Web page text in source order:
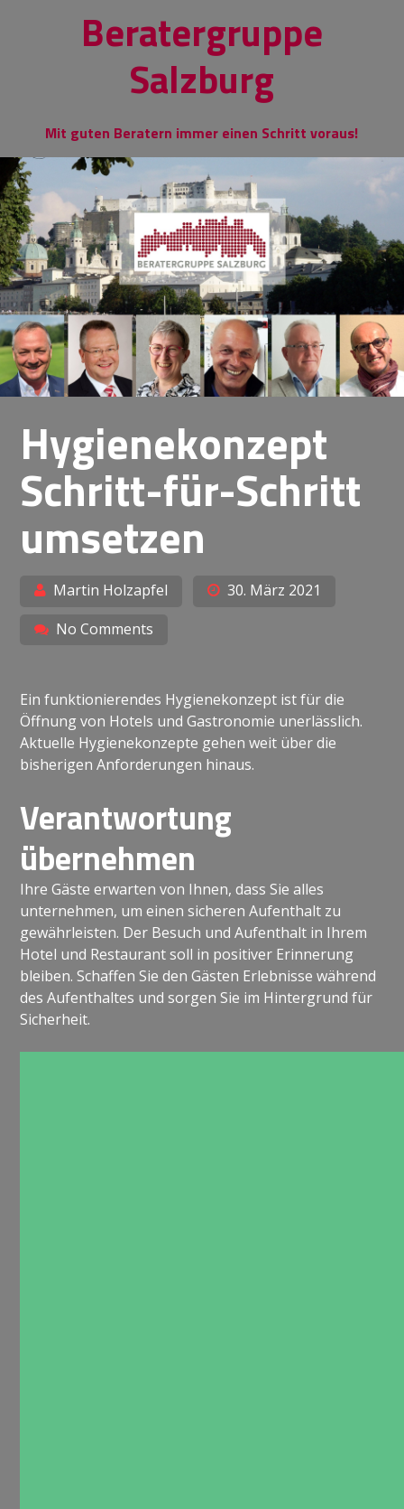
Beratergruppe
Salzburg
Mit guten Beratern immer einen Schritt voraus!
Hygienekonzept
Schritt-für-Schritt
umsetzen
Martin Holzapfel
30. März 2021
No Comments
Ein funktionierendes Hygienekonzept ist für die
Öffnung von Hotels und Gastronomie unerlässlich.
Aktuelle Hygienekonzepte gehen weit über die
bisherigen Anforderungen hinaus.
Verantwortung
übernehmen
Ihre Gäste erwarten von Ihnen, dass Sie alles
unternehmen, um einen sicheren Aufenthalt zu
gewährleisten. Der Besuch und Aufenthalt in Ihrem
Hotel und Restaurant soll in positiver Erinnerung
bleiben. Schaffen Sie den Gästen Erlebnisse während
des Aufenthaltes und sorgen Sie im Hintergrund für
Sicherheit.